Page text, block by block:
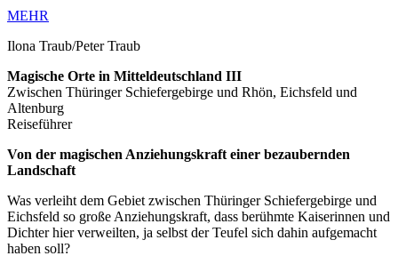
MEHR
Ilona Traub/Peter Traub
Magische Orte in Mitteldeutschland III
Zwischen Thüringer Schiefergebirge und Rhön, Eichsfeld und
Altenburg
Reiseführer
Von der magischen Anziehungskraft einer bezaubernden
Landschaft
Was verleiht dem Gebiet zwischen Thüringer Schiefergebirge und
Eichsfeld so große Anziehungskraft, dass berühmte Kaiserinnen und
Dichter hier verweilten, ja selbst der Teufel sich dahin aufgemacht
haben soll?